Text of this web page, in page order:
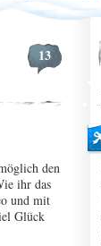
13
den
ihr das
und mit
Glück